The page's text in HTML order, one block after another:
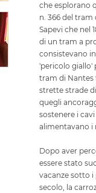
che esplorano
n. 366 del tram
Sapevi che nel
di un tram a
consistevano
'pericolo giallo'
tram di Nantes
strette strade
quegli
sostenere i
alimentavano i
Dopo aver
essere stato
vacanze sotto
secolo, la